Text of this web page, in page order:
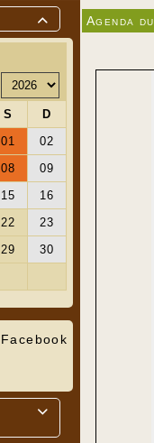


Agenda du